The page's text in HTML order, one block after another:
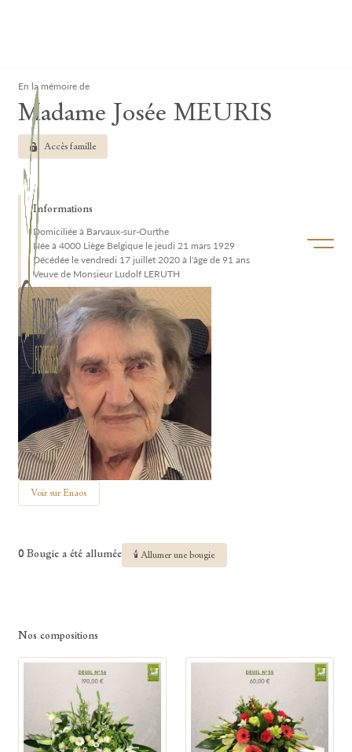
Ouvrir/
En la mémoire de
Madame Josée MEURIS
Accès famille
Informations
Domiciliée à Barvaux-sur-Ourthe
Née à 4000 Liège Belgique le jeudi 21 mars 1929
Décédée le vendredi 17 juillet 2020 à l'âge de 91 ans
Veuve de Monsieur Ludolf LERUTH
Voir sur Enaos
0 Bougie a été allumée 🕯 Allumer une bougie
Nos compositions